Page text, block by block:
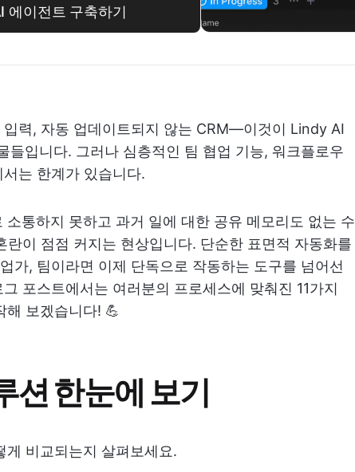
에이전트 구축하기
력, 자동 업데이트되지 않는 CRM—이것이 Lindy AI
들입니다. 그러나 심층적인 팀 협업 기능, 워크플로우
는 한계가 있습니다.
소통하지 못하고 과거 일에 대한 공유 메모리도 없는 수
이 점점 커지는 현상입니다. 단순한 표면적 자동화를
가, 팀이라면 이제 단독으로 작동하는 도구를 넘어선
포스트에서는 여러분의 프로세스에 맞춰진 11가지
해 보겠습니다! 💪
션 한눈에 보기
비교되는지 살펴보세요.